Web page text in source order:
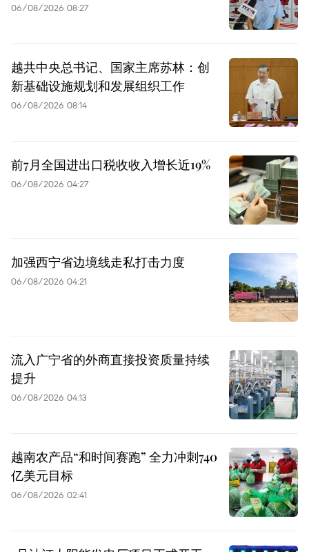
06/08/2026 08:27
越共中央总书记、国家主席苏林：创
新基础设施规划和发展组织工作
06/08/2026 08:14
前7月全国进出口税收收入增长近19%
06/08/2026 04:27
加强西宁省边境线走私打击力度
06/08/2026 04:21
流入广宁省的外商直接投资质量持续
提升
06/08/2026 04:13
越南农产品“和时间赛跑” 全力冲刺740
亿美元目标
06/08/2026 02:41